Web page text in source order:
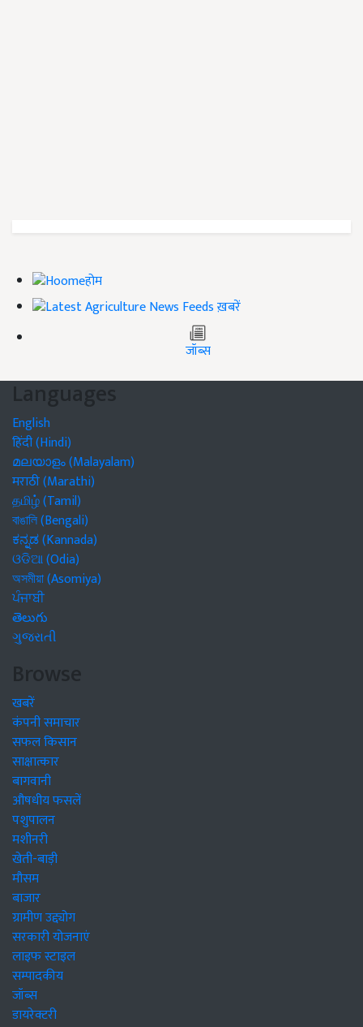
होम
ख़बरें
जॉब्स
Languages
English
हिंदी (Hindi)
മലയാളം (Malayalam)
मराठी (Marathi)
தமிழ் (Tamil)
বাঙালি (Bengali)
ಕನ್ನಡ (Kannada)
ଓଡିଆ (Odia)
অসমীয়া (Asomiya)
ਪੰਜਾਬੀ
తెలుగు
ગુજરાતી
Browse
खबरें
कंपनी समाचार
सफल किसान
साक्षात्कार
बागवानी
औषधीय फसलें
पशुपालन
मशीनरी
खेती-बाड़ी
मौसम
बाजार
ग्रामीण उद्द्योग
सरकारी योजनाएं
लाइफ स्टाइल
सम्पादकीय
जॉब्स
डायरेक्टरी